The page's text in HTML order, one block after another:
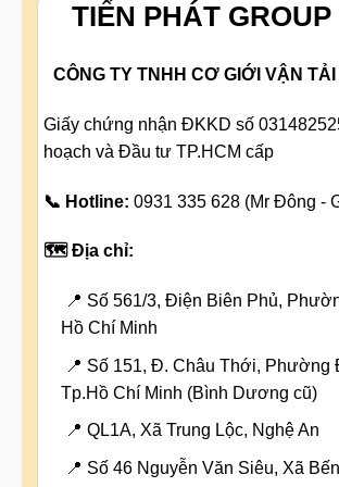
TIẾN PHÁT GROUP
CÔNG TY TNHH CƠ GIỚI VẬN
Giấy chứng nhận ĐKKD số
hoạch và Đầu tư TP.HCM cấp
📞 Hotline: 0931 335 628 (Mr Đông -
🗺️ Địa chỉ:
📍 Số 561/3, Điện Biên Phủ,
Hồ Chí Minh
📍 Số 151, Đ. Châu Thới, Phường
Tp.Hồ Chí Minh (Bình Dương cũ)
📍 QL1A, Xã Trung Lộc, Nghệ An
📍 Số 46 Nguyễn Văn Siêu, Xã